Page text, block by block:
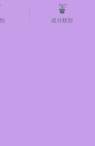
成分類別